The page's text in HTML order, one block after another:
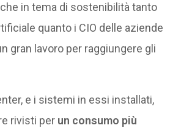
in tema di sostenibilità tanto
quanto i CIO delle aziende
gran lavoro per raggiungere gli
e i sistemi in essi installati,
rivisti per un consumo più